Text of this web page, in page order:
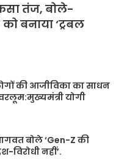
तंज, बोले-
बनाया ‘ट्रबल
की आजीविका का साधन
योगी
बोले ‘Gen-Z की
विरोधी नहीं’.